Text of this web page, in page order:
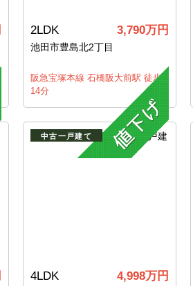
2LDK 3,790万円
池田市豊島北2丁目
阪急宝塚本線 石橋阪大前駅 徒歩
14分
中古一戸建て
4LDK 4,998万円